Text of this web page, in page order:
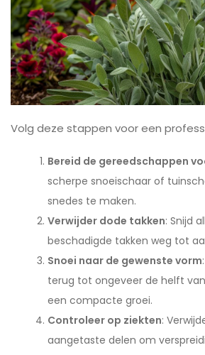
Volg deze stappen voor een
Bereid de gereedschappen
scherpe snoeischaar of
snedes te maken.
Verwijder dode takken: Snijd
beschadigde takken weg tot
Snoei naar de gewenste vorm
terug tot ongeveer de helft
een compacte groei.
Controleer op ziekten:
aangetaste delen om